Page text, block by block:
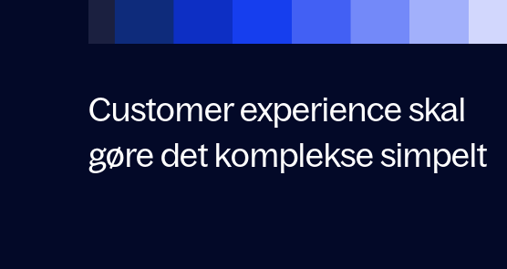
Customer experience skal
gøre det komplekse simpelt